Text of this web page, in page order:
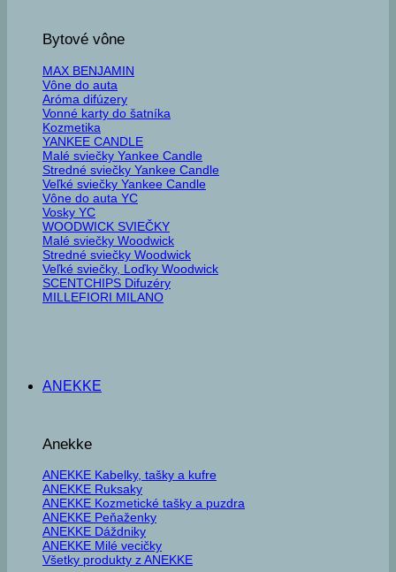
Bytové vône
MAX BENJAMIN
Vône do auta
Aróma difúzery
Vonné karty do šatníka
Kozmetika
YANKEE CANDLE
Malé sviečky Yankee Candle
Stredné sviečky Yankee Candle
Veľké sviečky Yankee Candle
Vône do auta YC
Vosky YC
WOODWICK SVIEČKY
Malé sviečky Woodwick
Stredné sviečky Woodwick
Veľké sviečky, Loďky Woodwick
SCENTCHIPS Difuzéry
MILLEFIORI MILANO
ANEKKE
Anekke
ANEKKE Kabelky, tašky a kufre
ANEKKE Ruksaky
ANEKKE Kozmetické tašky a puzdra
ANEKKE Peňaženky
ANEKKE Dáždniky
ANEKKE Milé vecičky
Všetky produkty z ANEKKE